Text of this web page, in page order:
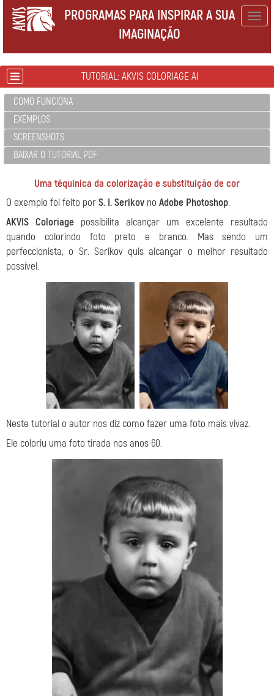
PROGRAMAS PARA INSPIRAR A SUA
IMAGINAÇÃO
TUTORIAL: AKVIS COLORIAGE AI
COMO FUNCIONA
EXEMPLOS
SCREENSHOTS
BAIXAR O TUTORIAL PDF
Uma téquinica da colorização e substituição de cor
O exemplo foi feito porS. I. Serikov no Adobe Photoshop.
AKVIS Coloriage possibilita alcançar um excelente resultado
quando colorindo foto preto e branco. Mas sendo um
perfeccionista, o Sr. Serikov quis alcançar o melhor resultado
possível.
Neste tutorial o autor nos diz como fazer uma foto mais vivaz.
Ele coloriu uma foto tirada nos anos 60.